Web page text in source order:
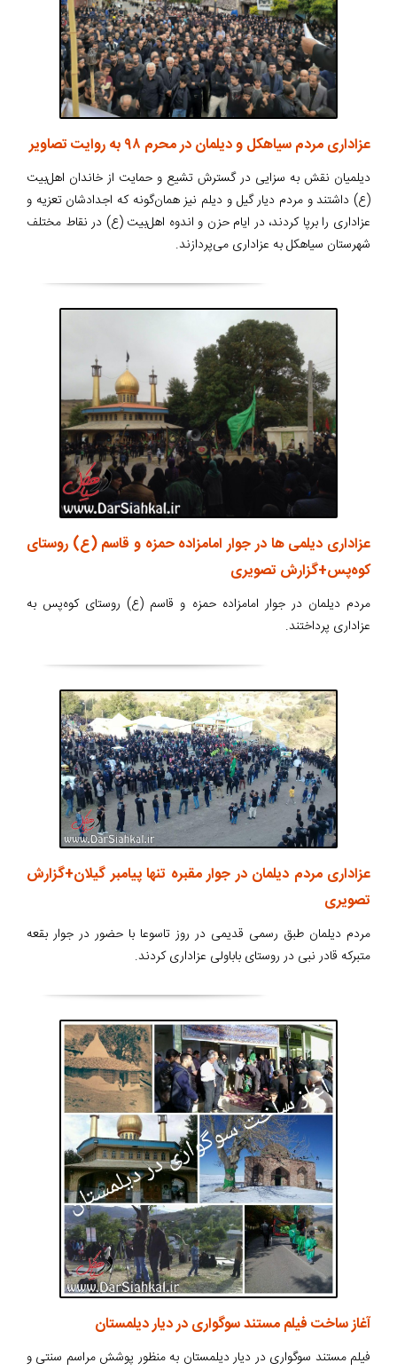
عزاداری مردم سیاهکل و دیلمان در محرم ۹۸ به روایت تصاویر
دیلمیان نقش به سزایی در گسترش تشیع و حمایت از خاندان اهل‌بیت
(ع) داشتند و مردم دیار گیل و دیلم نیز همان‌گونه که اجدادشان تعزیه و
عزاداری را برپا کردند، در ایام حزن و اندوه اهل‌بیت (ع) در نقاط مختلف
شهرستان سیاهکل به عزاداری می‌پردازند.
عزاداری دیلمی ها در جوار امامزاده حمزه و قاسم (ع) روستای
کوه‌پس+گزارش تصویری
مردم دیلمان در جوار امامزاده حمزه و قاسم (ع) روستای کوه‌پس به
عزاداری پرداختند.
عزاداری مردم دیلمان در جوار مقبره تنها پیامبر گیلان+گزارش
تصویری
مردم دیلمان طبق رسمی قدیمی در روز تاسوعا با حضور در جوار بقعه
متبرکه قادر نبی در روستای باباولی عزاداری کردند.
آغاز ساخت فیلم مستند سوگواری در دیار دیلمستان
فیلم مستند سوگواری در دیار دیلمستان به منظور پوشش مراسم سنتی و